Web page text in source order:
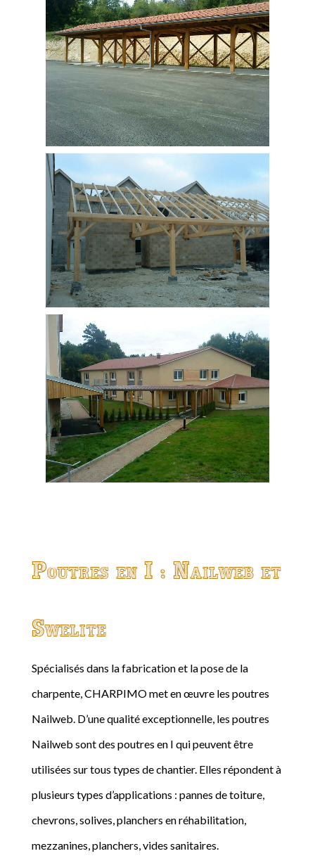
Poutres en I : Nailweb et
Swelite
Spécialisés dans la fabrication et la pose de la
charpente, CHARPIMO met en œuvre les poutres
Nailweb. D’une qualité exceptionnelle, les poutres
Nailweb sont des poutres en I qui peuvent être
utilisées sur tous types de chantier. Elles répondent à
plusieurs types d’applications : pannes de toiture,
chevrons, solives, planchers en réhabilitation,
mezzanines, planchers, vides sanitaires.